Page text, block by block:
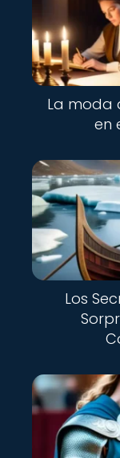
La moda
en
Los